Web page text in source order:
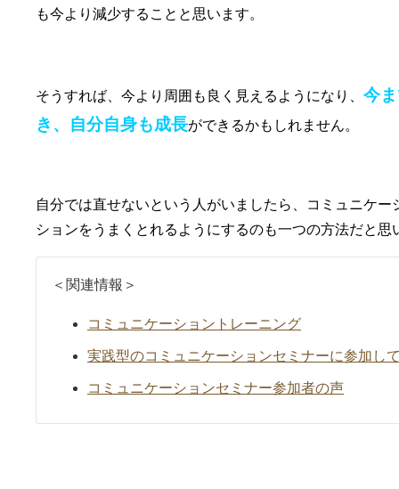
も今より減少することと思います。
そうすれば、今より周囲も良く見えるようになり、 今
き、自分自身も成長ができるかもしれません。
自分では直せないという人がいましたら、コミュニケ
ションをうまくとれるようにするのも一つの方法だと思
＜関連情報＞
コミュニケーショントレーニング
実践型のコミュニケーションセミナーに参加し
コミュニケーションセミナー参加者の声